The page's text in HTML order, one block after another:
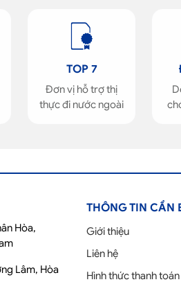
TOP 7
Đơn vị hỗ trợ thị
thực đi nước ngoài
Hòa,
Lâm, Hòa
THÔNG TIN CẦN
Giới thiệu
Liên hệ
Hình thức thanh toán